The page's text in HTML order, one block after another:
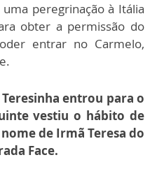
peregrinação à Itália
obter a permissão do
entrar no Carmelo,
entrou para o
vestiu o hábito de
de Irmã Teresa do
Face.